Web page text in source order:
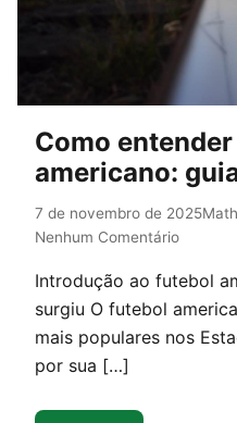
Como
americano:
7 de novembro de 2025
Nenhum Comentário
Introdução ao futebol
surgiu O futebol
mais populares nos
por sua […]